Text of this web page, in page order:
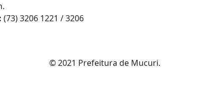
(73) 3206 1221 / 3206
© 2021 Prefeitura de Mucuri.